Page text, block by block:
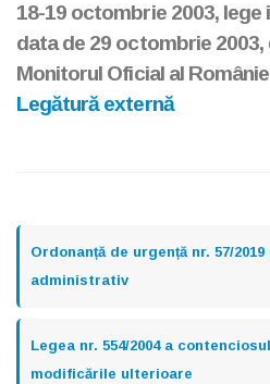
18-19 octombrie 2003,
data de 29 octombrie
Monitorul Oficial al
Legătură externă
Ordonanță de urgență nr. 57/
administrativ
Legea nr. 554/2004 a
modificările ulterioare